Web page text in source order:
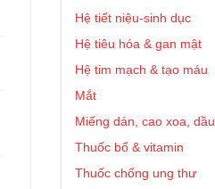
Hệ tiết niệu-sinh dục
Hệ tiêu hóa & gan mật
Hệ tim mạch & tạo máu
Mắt
Miếng dán, cao xoa, dầu
Thuốc bổ & vitamin
Thuốc chống ung thư